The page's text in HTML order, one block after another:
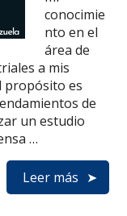
conocimie
nto en el
área de
a mis
propósito es
de
un estudio
…
Leer más